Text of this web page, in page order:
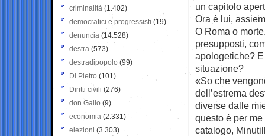
un capitolo
Ora è lui,
O Roma o
presupposti,
apologetiche?
situazione?
«So che
dell’estrema
diverse dalle
questo è per
catalogo,
criminalità (1.402)
democratici e progressisti (19)
denuncia (14.528)
destra (573)
destradipopolo (99)
Di Pietro (101)
Diritti civili (276)
don Gallo (9)
economia (2.331)
elezioni (3.303)